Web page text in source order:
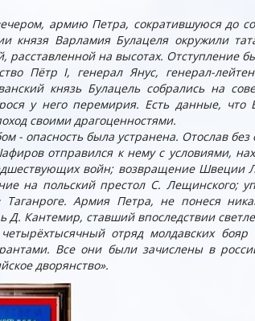
армию Петра, сократившуюся до
князя Варламия Булацеля окружили
расставленной на высотах. Отступление
Пётр I, генерал Янус, генерал-
князь Булацель собрались на
у него перемирия. Есть данные, что
своими драгоценностями.
- опасность была устранена. Отослав
отправился к нему с условиями,
войн; возвращение Швеции
на польский престол С. Лещинского;
Таганроге. Армия Петра, не понеся
Д. Кантемир, ставший впоследствии
отряд молдавских
Все они были зачислены в
дворянство».